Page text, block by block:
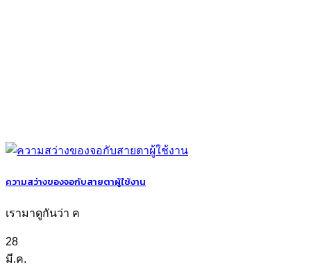
ความสว่างของจอกับสายตาผู้ใช้งาน
เรามาดูกันว่า ค
28
มี.ค.